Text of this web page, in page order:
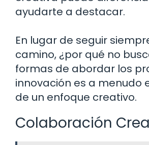
ayudarte a destacar.
En lugar de seguir
camino, ¿por qué no
formas de abordar los
innovación es a menudo
de un enfoque creativo.
Colaboración